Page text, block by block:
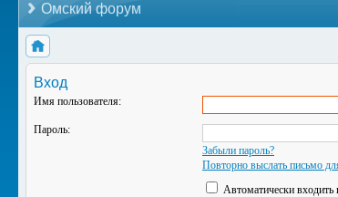
Омский форум
Вход
Имя пользователя:
Пароль:
Забыли пароль?
Повторно выслать письмо
Автоматически